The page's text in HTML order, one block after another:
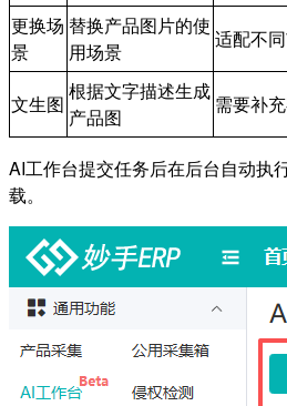
更换场
景
替换产品图片的使
用场景
适配不
文生图
根据文字描述生成
产品图
需要补
AI工作台提交任务后在后台自动执
载。